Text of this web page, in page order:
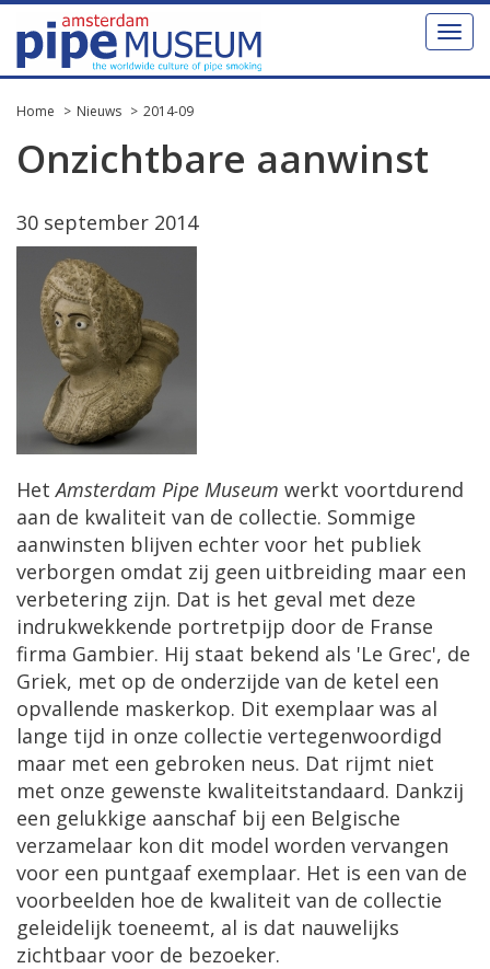
Toggle
Home Nieuws 2014-09
Onzichtbare aanwinst
30 september 2014
HetAmsterdam Pipe Museum werkt voortdurend
aan de kwaliteit van de collectie. Sommige
aanwinsten blijven echter voor het publiek
verborgen omdat zij geen uitbreiding maar een
verbetering zijn. Dat is het geval met deze
indrukwekkende portretpijp door de Franse
firma Gambier. Hij staat bekend als 'Le Grec', de
Griek, met op de onderzijde van de ketel een
opvallende maskerkop. Dit exemplaar was al
lange tijd in onze collectie vertegenwoordigd
maar met een gebroken neus. Dat rijmt niet
met onze gewenste kwaliteitstandaard. Dankzij
een gelukkige aanschaf bij een Belgische
verzamelaar kon dit model worden vervangen
voor een puntgaaf exemplaar. Het is een van de
voorbeelden hoe de kwaliteit van de collectie
geleidelijk toeneemt, al is dat nauwelijks
zichtbaar voor de bezoeker.